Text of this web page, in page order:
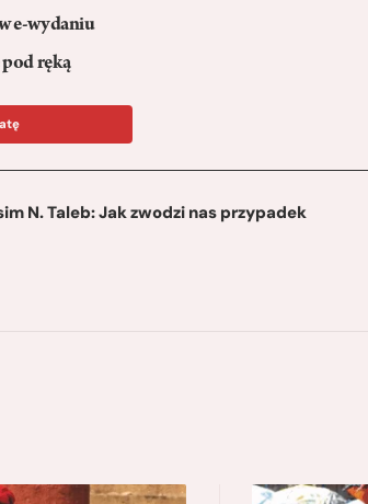
e-wydaniu
ręką
N. Taleb: Jak zwodzi nas przypadek